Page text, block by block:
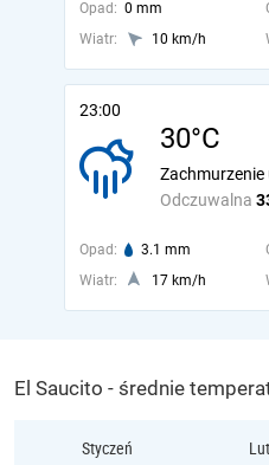
Opad: 0 mm
Wiatr:
10 km/h
23:00
30°C
Odczuwalna
Opad: 3.1 mm
Wiatr:
17 km/h
El Saucito - średnie
Styczeń